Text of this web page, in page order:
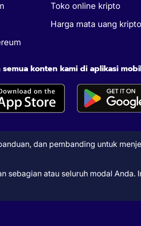
Toko online kripto
Harga mata uang kripto
semua konten kami di aplikasi
dan pembanding untuk
sebagian atau seluruh modal